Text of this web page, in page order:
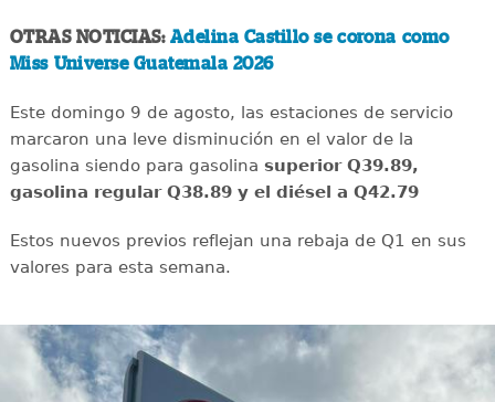
OTRAS NOTICIAS: Adelina Castillo se corona como
Miss Universe Guatemala 2026
Este domingo 9 de agosto, las estaciones de servicio
marcaron una leve disminución en el valor de la
gasolina siendo para gasolina superior Q39.89,
gasolina regular Q38.89 y el diésel a Q42.79
Estos nuevos previos reflejan una rebaja de Q1 en sus
valores para esta semana.